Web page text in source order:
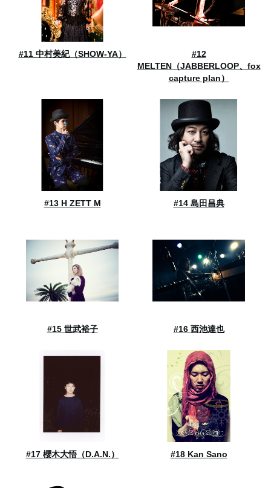
#11 中村美紀（SHOW-YA）
#12
MELTEN（JABBERLOOP、fox
capture plan）
#13 H ZETT M #14 島田昌典
#15 世武裕子 #16 西池達也
#17 櫻木大悟（D.A.N.） #18 Kan Sano